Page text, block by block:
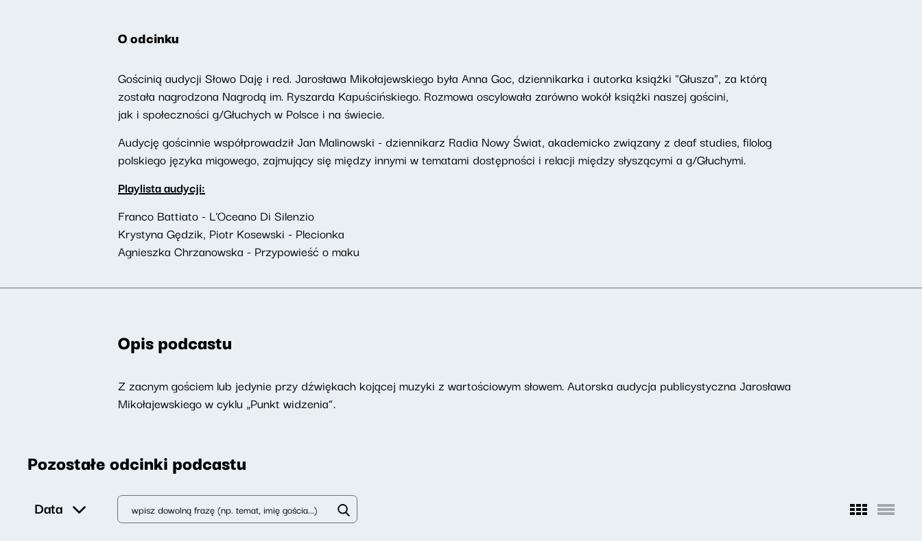
O odcinku
Gościnią audycji Słowo Daję i red. Jarosława Mikołajewskiego była Anna Goc, dziennikarka i autorka książki "Głusza", za którą
została nagrodzona Nagrodą im. Ryszarda Kapuścińskiego. Rozmowa oscylowała zarówno wokół książki naszej gościni,
jak i społeczności g/Głuchych w Polsce i na świecie.
Audycję gościnnie współprowadził Jan Malinowski - dziennikarz Radia Nowy Świat, akademicko związany z deaf studies, filolog
polskiego języka migowego, zajmujący się między innymi w tematami dostępności i relacji między słyszącymi a g/Głuchymi.
Playlista audycji:
Franco Battiato - L'Oceano Di Silenzio
Krystyna Gędzik, Piotr Kosewski - Plecionka
Agnieszka Chrzanowska - Przypowieść o maku
Opis podcastu
Z zacnym gościem lub jedynie przy dźwiękach kojącej muzyki z wartościowym słowem. Autorska audycja publicystyczna Jarosława
Mikołajewskiego w cyklu „Punkt widzenia”.
Pozostałe odcinki podcastu
Data